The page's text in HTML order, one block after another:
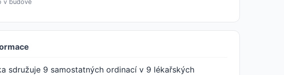
v budově
sdružuje 9 samostatných ordinací v 9 lékařských